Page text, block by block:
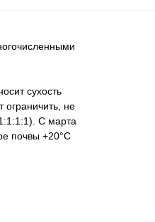
сухость
ограничить, не
С марта
почвы +20°С